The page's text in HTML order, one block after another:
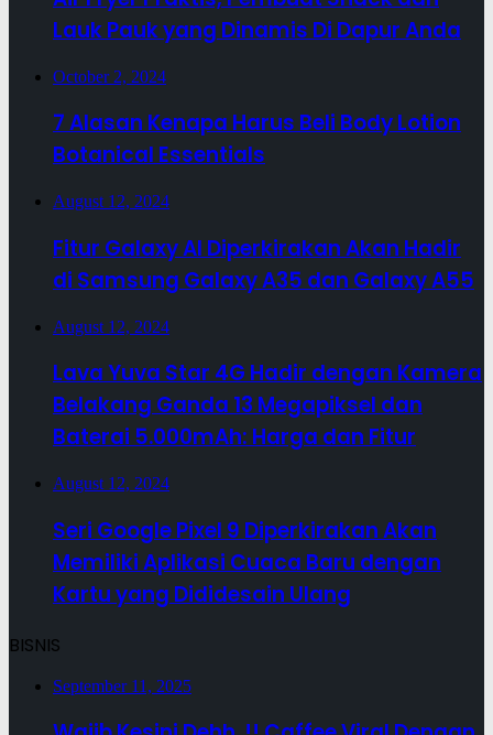
Lauk Pauk yang Dinamis Di Dapur Anda
October 2, 2024
7 Alasan Kenapa Harus Beli Body Lotion
Botanical Essentials
August 12, 2024
Fitur Galaxy AI Diperkirakan Akan Hadir
di Samsung Galaxy A35 dan Galaxy A55
August 12, 2024
Lava Yuva Star 4G Hadir dengan Kamera
Belakang Ganda 13 Megapiksel dan
Baterai 5.000mAh: Harga dan Fitur
August 12, 2024
Seri Google Pixel 9 Diperkirakan Akan
Memiliki Aplikasi Cuaca Baru dengan
Kartu yang Dididesain Ulang
BISNIS
September 11, 2025